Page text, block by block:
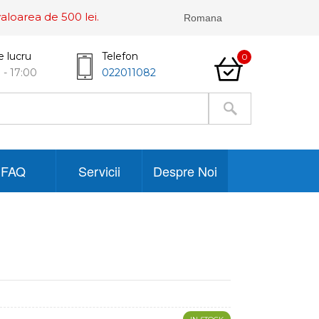
de 500 lei.
lucru
17:00
Telefon
022011082
0
FAQ Servicii Despre Noi